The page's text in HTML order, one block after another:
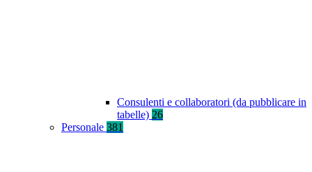
Consulenti e collaboratori (da pubblicare in
tabelle) 26
Personale 381